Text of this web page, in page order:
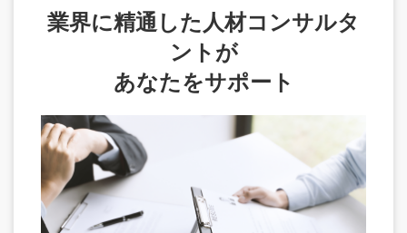
業界に精通した人材コンサルタ
ントが
あなたをサポート